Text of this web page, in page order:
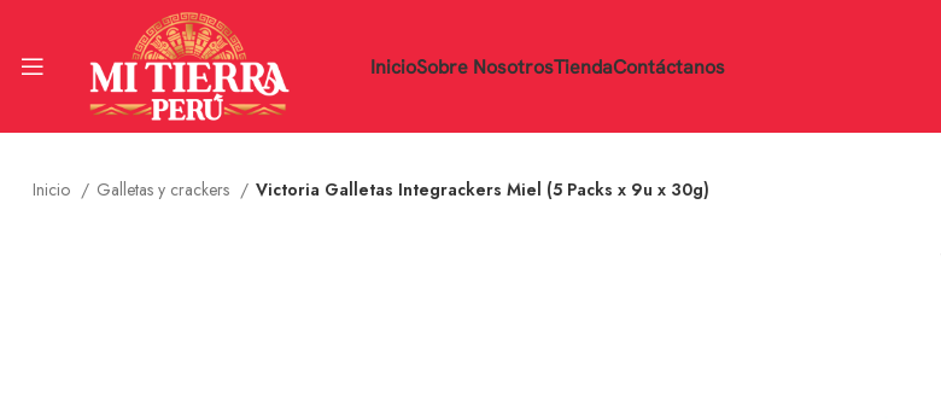
InicioSobre NosotrosTiendaContáctanos
Inicio Galletas y crackers Victoria Galletas Integrackers Miel (5 Packs x 9u x 30g)